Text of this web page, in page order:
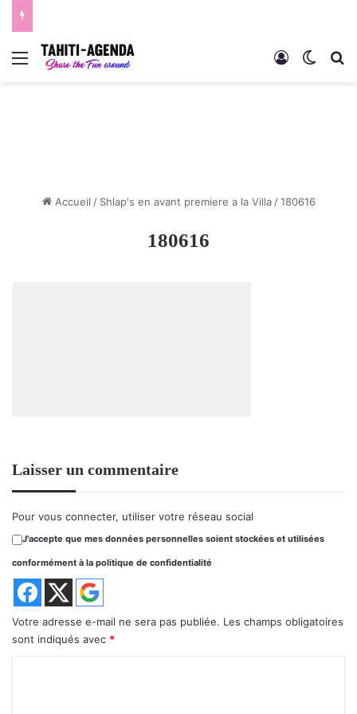
Menu Connexion
Accueil / Shlap's en avant premiere a la Villa / 180616
180616
Laisser un commentaire
Pour vous connecter, utiliser votre réseau social
J'accepte que mes données personnelles soient stockées et utilisées
conformément à la politique de confidentialité
Votre adresse e-mail ne sera pas publiée. Les champs obligatoires
sont indiqués avec *